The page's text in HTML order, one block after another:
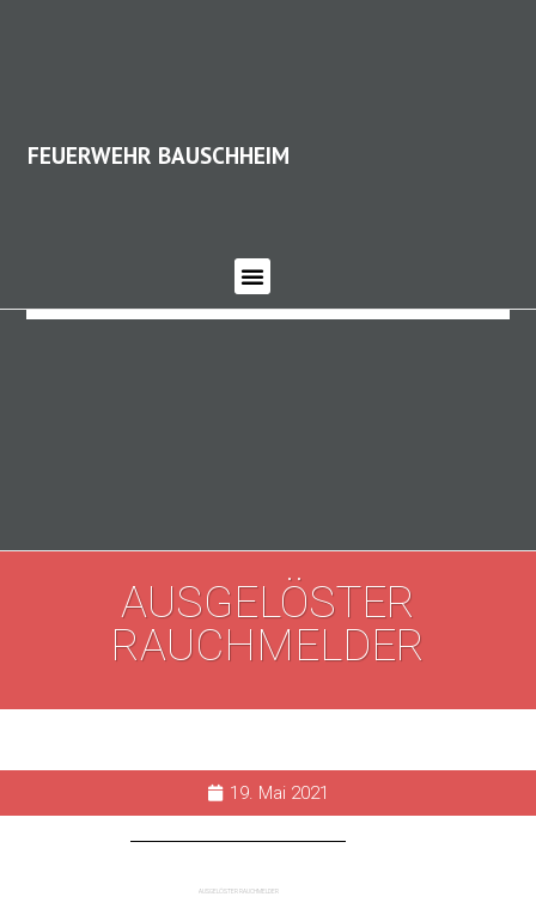
FEUERWEHR BAUSCHHEIM
AUSGELÖSTER
RAUCHMELDER
19. Mai 2021
AUSGELÖSTER RAUCHMELDER